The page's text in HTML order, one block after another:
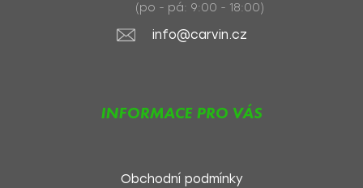
(po - pá: 9:00 - 18:00)
info@carvin.cz
INFORMACE PRO VÁS
Obchodní podmínky